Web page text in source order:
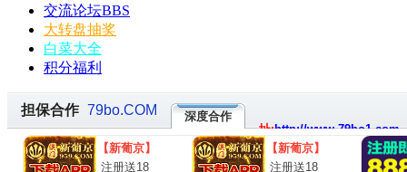
交流论坛BBS
大转盘抽奖
白菜大全
积分福利